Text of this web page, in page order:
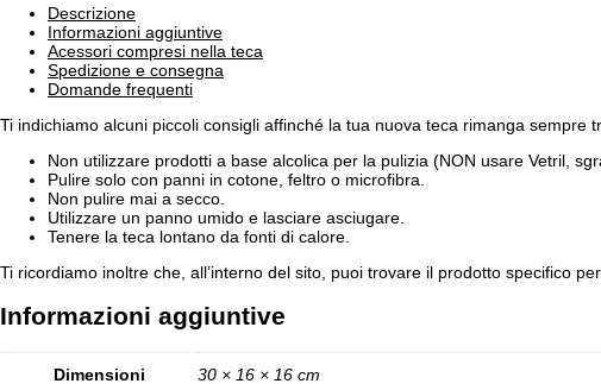
Ford
Bronco
quantità
Descrizione
Informazioni aggiuntive
Acessori compresi nella teca
Spedizione e consegna
Domande frequenti
Ti indichiamo alcuni piccoli consigli affinché la tua nuova teca rimanga
Non utilizzare prodotti a base alcolica per la pulizia (NON usare Vetril,
Pulire solo con panni in cotone, feltro o microfibra.
Non pulire mai a secco.
Utilizzare un panno umido e lasciare asciugare.
Tenere la teca lontano da fonti di calore.
Ti ricordiamo inoltre che, all’interno del sito, puoi trovare il prodotto specifico
Informazioni aggiuntive
Dimensioni 30 × 16 × 16 cm